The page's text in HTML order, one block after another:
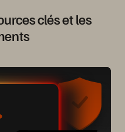
clés et les